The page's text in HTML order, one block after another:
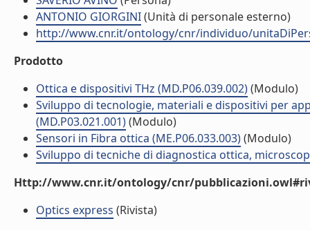
ANTONIO GIORGINI(Unità di personale esterno)
http://www.cnr.it/ontology/cnr/individuo/
Prodotto
Ottica e dispositivi THz (MD.P06.039.002)(Modulo)
Sviluppo di tecnologie, materiali e dispositivi per
(MD.P03.021.001)(Modulo)
Sensori in Fibra ottica (ME.P06.033.003)(Modulo)
Sviluppo di tecniche di diagnostica ottica,
Http://www.cnr.it/ontology/cnr/
Optics express (Rivista)